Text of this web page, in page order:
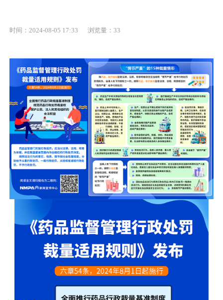
时间：2024-08-05 17:33 浏览量： 33